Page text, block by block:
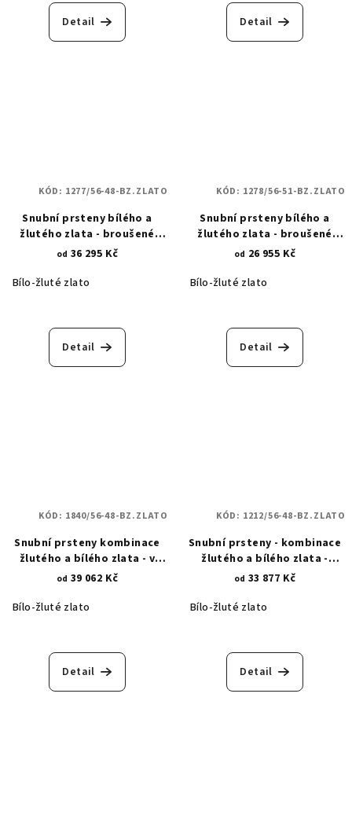
Detail Detail
Snubní prsteny bílého a
žlutého zlata - broušené
proužky 1277
od 36 295 Kč
Bílo-žluté zlato
Detail
KÓD: 1277/56-48-BZ.ZLATO
Snubní prsteny bílého a
žlutého zlata - broušené
proužky 1278
od 26 955 Kč
Bílo-žluté zlato
Detail
KÓD: 1278/56-51-BZ.ZLATO
Snubní prsteny kombinace
žlutého a bílého zlata - v
ledovém lesku - s vlnkami
od 39 062 Kč
Bílo-žluté zlato
Detail
KÓD: 1840/56-48-BZ.ZLATO
Snubní prsteny - kombinace
žlutého a bílého zlata -
klikatá linie 1212
od 33 877 Kč
Bílo-žluté zlato
Detail
KÓD: 1212/56-48-BZ.ZLATO